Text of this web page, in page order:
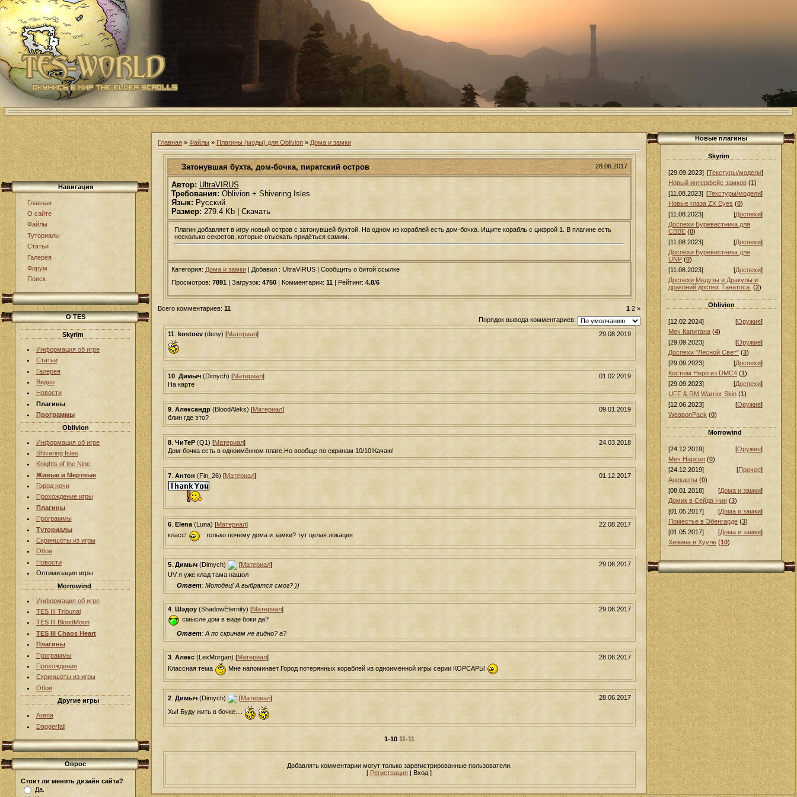
Навигация
Главная
О сайте
Файлы
Туториалы
Статьи
Галерея
Форум
Поиск
О TES
Skyrim
Информация об игре
Статьи
Галерея
Видео
Новости
Плагины
Программы
Oblivion
Информация об игре
Shivering Isles
Knights of the Nine
Живые и Мертвые
Город ночи
Прохождение игры
Плагины
Программы
Туториалы
Скриншоты из игры
Обои
Новости
Оптимизация игры
Morrowind
Информация об игре
TES III Tribunal
TES III BloodMoon
TES III Chaos Heart
Плагины
Программы
Прохождения
Скриншоты из игры
Обои
Другие игры
Arena
Daggerfall
Опрос
Стоит ли менять дизайн сайта?
Да.
Главная » Файлы » Плагины (моды) для Oblivion » Дома и замки
Затонувшая бухта, дом-бочка, пиратский остров 28.06.2017
Автор: UltraVIRUS
Требования: Oblivion + Shivering Isles
Язык: Русский
Размер: 279.4 Kb | Скачать
Плагин добавляет в игру новый остров с затонувшей бухтой. На одном из кораблей есть дом-бочка. Ищите корабль с цифрой 1. В плагине есть
несколько секретов, которые отыскать придёться самим.
Категория: Дома и замки| Добавил : UltraVIRUS | Сообщить о битой ссылке
Просмотров: 7891 | Загрузок: 4750| Комментарии: 11| Рейтинг: 4.8/6
Всего комментариев: 11 1 2 »
Порядок вывода комментариев:
29.08.2019
11 kostoev(deny) [Материал]
01.02.2019
10. Димыч(Dimych) [Материал]
На карте
09.01.2019
9. Александр(BloodAleks) [Материал]
блин где это?
24.03.2018
8. ЧиТеР(Q1) [Материал]
Дом-бочка есть в одноимённом плаге.Но вообще по скринам 10/10!Качаю!
01.12.2017
7. Антон (Fin_26) [Материал]
22.08.2017
6. Elena(Luna) [Материал]
класс!
только почему дома и замки? тут целая локация
29.06.2017
5. Димыч(Dimych) [Материал]
UV я уже клад тама нашол
Ответ: Молодец! А выбратся смог? ))
29.06.2017
4. Шэдоу(ShadowEternity) [Материал]
смысле дом в виде боки да?
Ответ: А по скринам не видно? а?
28.06.2017
3. Алекс(LexMorgan) [Материал]
Классная тема
Мне напоминает Город потерянных кораблей из одноименной игры серии КОРСАРЫ
28.06.2017
2. Димыч(Dimych) [Материал]
Хы! Буду жить в бочке....
1-10 11-11
Добавлять комментарии могут только зарегистрированные пользователи.
[ Регистрация | Вход ]
Новые плагины
Skyrim
[29.09.2023] [Текстуры/модели]
Новый интерфейс замков (1)
[11.08.2023] [Текстуры/модели]
Новые глаза ZX Eyes (0)
[11.08.2023]
[Доспехи]
Доспехи Буревестника для
СВВЕ (0)
[11.08.2023]
[Доспехи]
Доспехи Буревестника для
UNP (0)
[11.08.2023]
[Доспехи]
Доспехи Медузы и Дракулы и
драконий доспех Танатоса. (2)
Oblivion
[12.02.2024] [Оружие]
Меч Капитана (4)
[29.09.2023]
[Оружие]
Доспехи "Лесной Свет" (3)
[29.09.2023]
[Доспехи]
Костюм Неро из DMC4 (1)
[29.09.2023]
[Доспехи]
UFF & RM Warrior Skin (1)
[12.06.2023]
[Оружие]
WeaponPack (0)
Morrowind
[24.12.2019] [Оружие]
Меч Нарсил (0)
[24.12.2019]
[Прочее]
Анекдоты (0)
[08.01.2018]
[Дома и замки]
Домик в Сейда Нин (3)
[01.05.2017]
[Дома и замки]
Поместье в Эбенгарде (3)
[01.05.2017]
[Дома и замки]
Хижина в Хууле (10)